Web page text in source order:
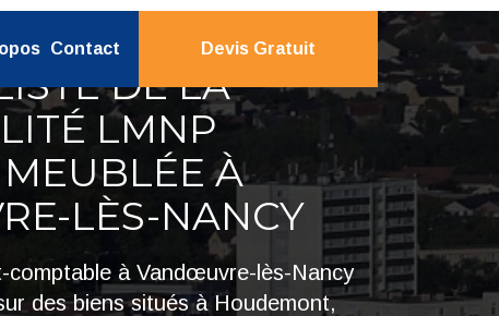
Contact Devis Gratuit
DE LA
LMNP
À
LÈS-NANCY
comptable à Vandœuvre-lès-Nancy
des biens situés à Houdemont,